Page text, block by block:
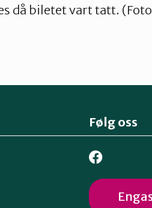
då biletet vart tatt.
Følg oss